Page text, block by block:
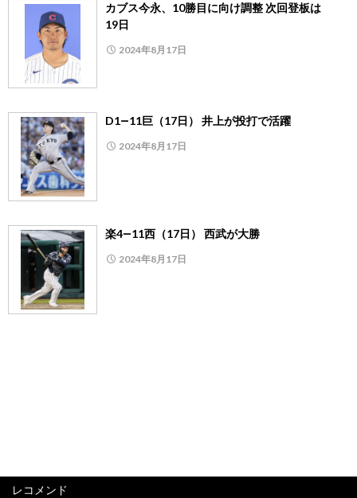
カブス今永、10勝目に向け調整 次回登板は
19日
2024年8月17日
D1―11巨（17日） 井上が投打で活躍
2024年8月17日
楽4―11西（17日） 西武が大勝
2024年8月17日
レコメンド